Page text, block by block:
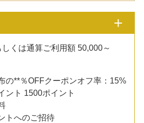
くは通算ご利用額 50,000～
の**％OFFクーポンオフ率：15%
ント 1500ポイント
トへのご招待